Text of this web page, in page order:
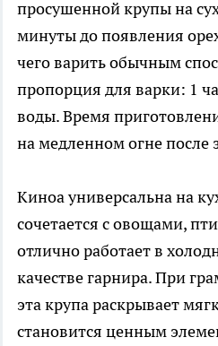
просушенной крупы на
минуты до появления
чего варить обычным
пропорция для варки: 1
воды. Время
на медленном огне после
Киноа универсальна на
сочетается с овощами,
отлично работает в
качестве гарнира. При
эта крупа раскрывает
становится ценным